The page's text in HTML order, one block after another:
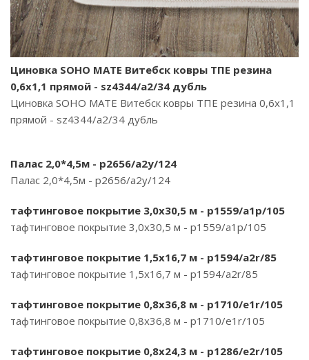
Циновка SOHO MATE Витебск ковры ТПЕ резина
0,6х1,1 прямой - sz4344/a2/34 дубль
Циновка SOHO MATE Витебск ковры ТПЕ резина 0,6х1,1
прямой - sz4344/a2/34 дубль
Палас 2,0*4,5м - p2656/a2у/124
Палас 2,0*4,5м - p2656/a2у/124
тафтинговое покрытие 3,0х30,5 м - p1559/a1p/105
тафтинговое покрытие 3,0х30,5 м - p1559/a1p/105
тафтинговое покрытие 1,5х16,7 м - p1594/a2r/85
тафтинговое покрытие 1,5х16,7 м - p1594/a2r/85
тафтинговое покрытие 0,8х36,8 м - p1710/e1r/105
тафтинговое покрытие 0,8х36,8 м - p1710/e1r/105
тафтинговое покрытие 0,8х24,3 м - p1286/e2r/105